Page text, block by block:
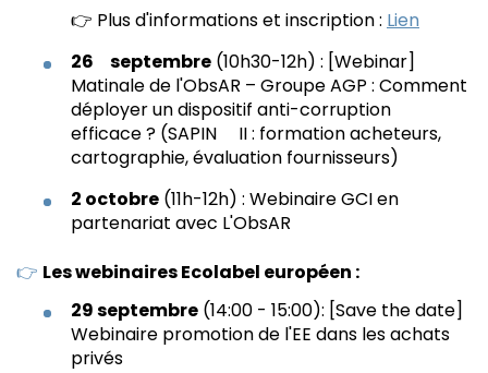
👉 Plus d'informations et inscription : Lien
26 septembre (10h30-12h) : [Webinar]
Matinale de l'ObsAR – Groupe AGP : Comment
déployer un dispositif anti-corruption
efficace ? (SAPIN II : formation acheteurs,
cartographie, évaluation fournisseurs)
2 octobre (11h-12h) : Webinaire GCI en
partenariat avec L'ObsAR
👉 Les webinaires Ecolabel européen :
29 septembre (14:00 - 15:00): [Save the date]
Webinaire promotion de l'EE dans les achats
privés